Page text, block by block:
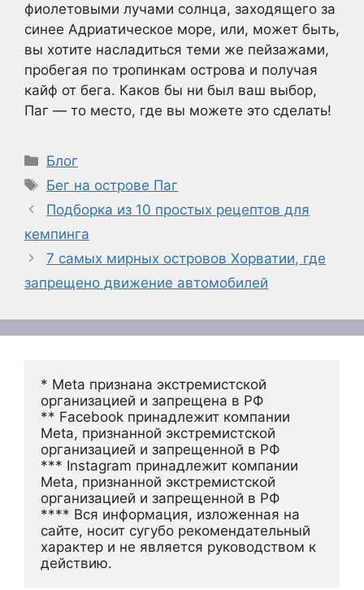
фиолетовыми лучами солнца, заходящего за
синее Адриатическое море, или, может быть,
вы хотите насладиться теми же пейзажами,
пробегая по тропинкам острова и получая
кайф от бега. Каков бы ни был ваш выбор,
Паг — то место, где вы можете это сделать!
Рубрики
Блог
Метки
Бег на острове Паг
Подборка из 10 простых рецептов для
кемпинга
7 самых мирных островов Хорватии, где
запрещено движение автомобилей
* Meta признана экстремистской
организацией и запрещена в РФ
** Facebook принадлежит компании
Meta, признанной экстремистской
организацией и запрещенной в РФ
*** Instagram принадлежит компании
Meta, признанной экстремистской
организацией и запрещенной в РФ
**** Вся информация, изложенная на
сайте, носит сугубо рекомендательный
характер и не является руководством к
действию.